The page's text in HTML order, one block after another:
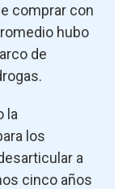
comprar con
hubo
de
la
los
a
cinco años